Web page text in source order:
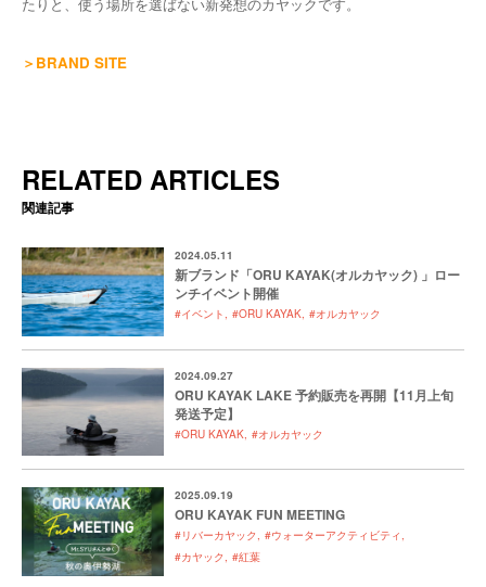
＞BRAND SITE
RELATED ARTICLES
関連記事
2024.05.11
新ブランド「ORU KAYAK(オルカヤック) 」ロー
ンチイベント開催
#イベント #ORU KAYAK #オルカヤック
2024.09.27
ORU KAYAK LAKE 予約販売を再開【11月上旬
発送予定】
#ORU KAYAK #オルカヤック
2025.09.19
ORU KAYAK FUN MEETING
#リバーカヤック
#ウォーターアクティビティ
#カヤック
#紅葉